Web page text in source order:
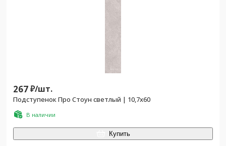
267₽/шт.
Подступенок Про Стоун светлый | 10,7x60
В наличии
Купить